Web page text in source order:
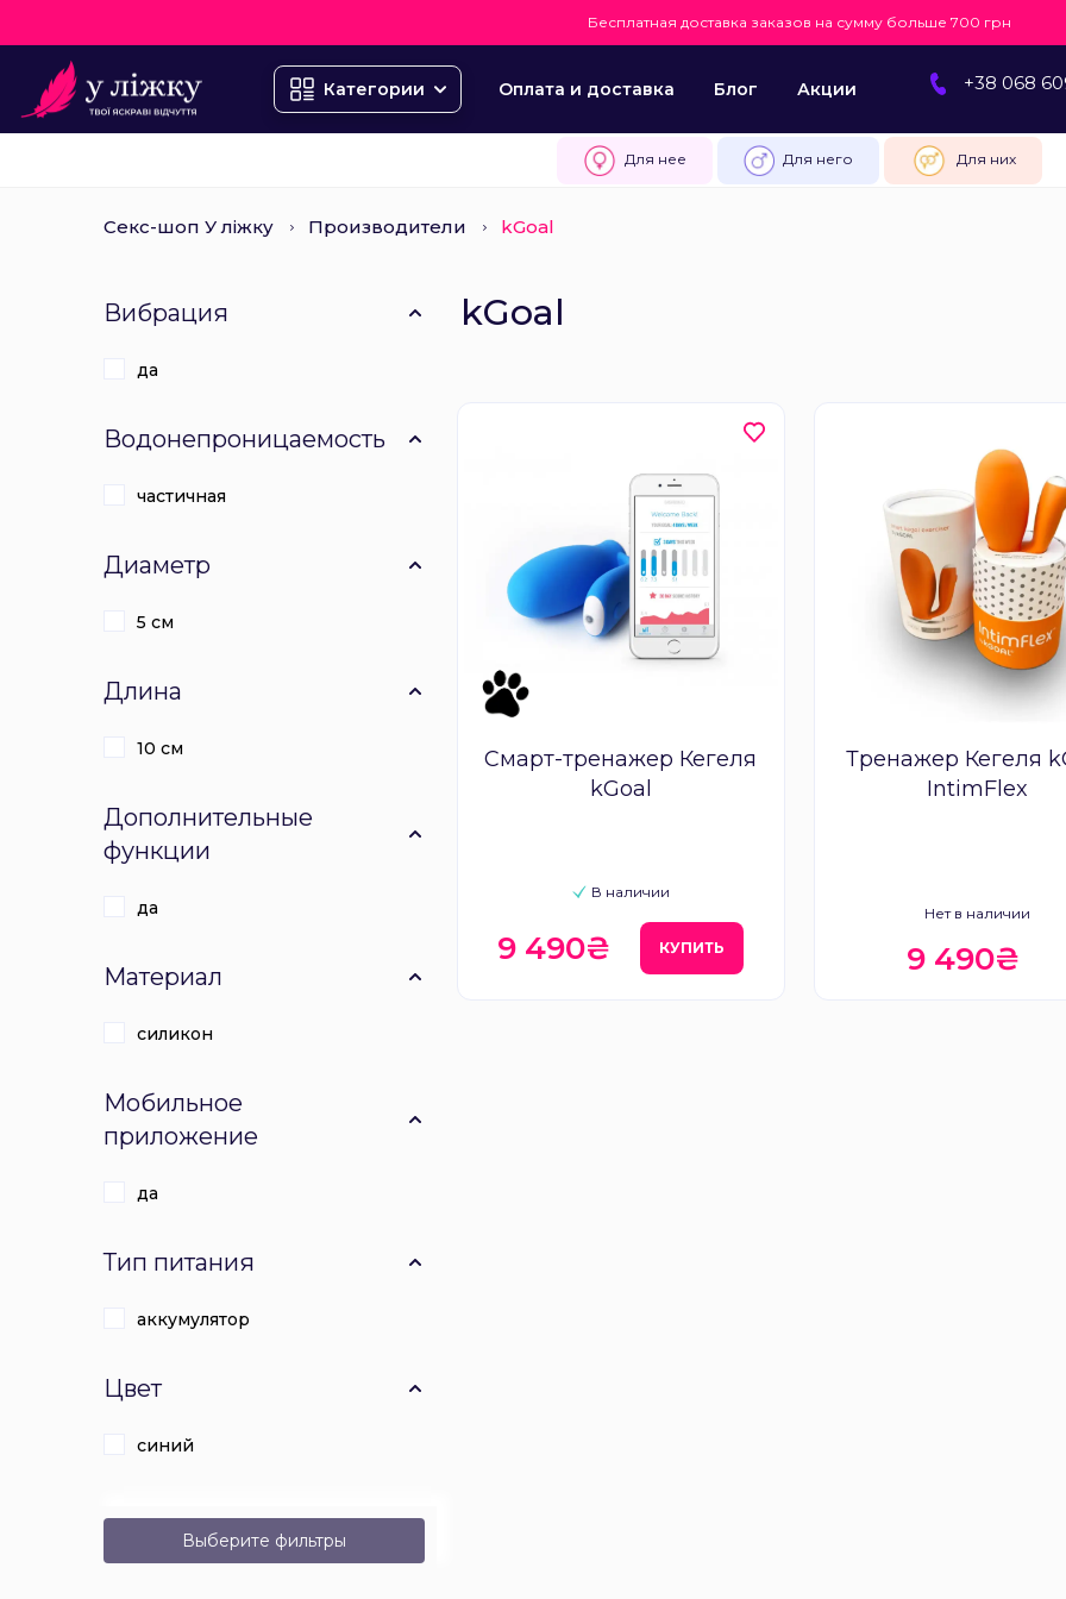
Бесплатная доставка заказов на сумму больше 700 грн
Категории Оплата и доставка Блог Акции +38 068
Для нее Для него Для них
Секс-шоп У ліжку Производители kGoal
Вибрация
да
Водонепроницаемость
частичная
Диаметр
5 см
Длина
10 см
Дополнительные
функции
да
Материал
силикон
Мобильное
приложение
да
Тип питания
аккумулятор
Цвет
синий
Выберите фильтры
kGoal
Смарт-тренажер Кегеля
kGoal
В наличии
9 490₴ КУПИТЬ
Тренажер Кегеля
IntimFlex
Нет в наличии
9 490₴